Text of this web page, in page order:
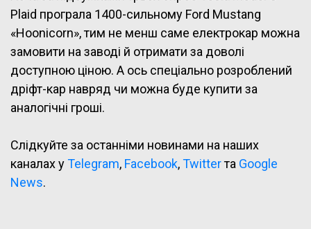
Plaid програла 1400-сильному Ford Mustang
«Hoonicorn», тим не менш саме електрокар можна
замовити на заводі й отримати за доволі
доступною ціною. А ось спеціально розроблений
дріфт-кар навряд чи можна буде купити за
аналогічні гроші.
Слідкуйте за останніми новинами на наших
каналах уTelegram, Facebook,Twitterта Google
News.